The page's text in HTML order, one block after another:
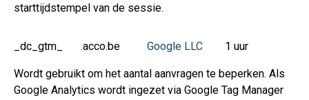
starttijdstempel van de sessie.
_dc_gtm_ .acco.be Google LLC 1 uur
Wordt gebruikt om het aantal aanvragen te beperken. Als
Google Analytics wordt ingezet via Google Tag Manager